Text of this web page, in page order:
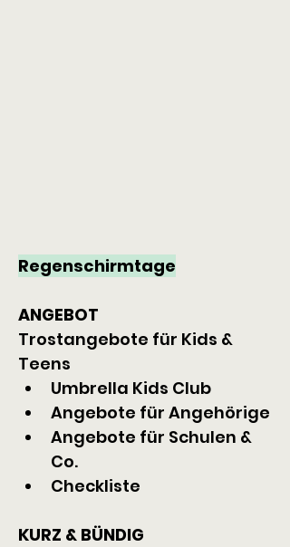
Regenschirmtage
ANGEBOT
Trostangebote für Kids &
Teens
Umbrella Kids Club
Angebote für Angehörige
Angebote für Schulen &
Co.
Checkliste
KURZ & BÜNDIG